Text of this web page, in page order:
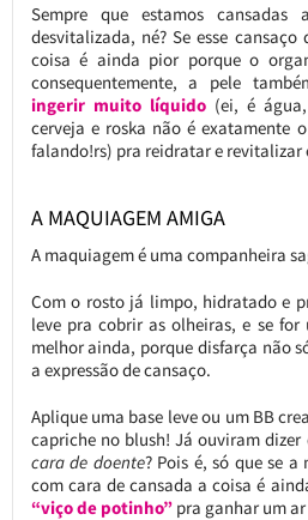
Sempre que estamos
desvitalizada, né? Se esse
coisa é ainda pior porque o
consequentemente, a pele
ingerir muito líquido(ei, é água,
cerveja e roska não é exatamente
falando!rs) pra reidratar e revitalizar
A MAQUIAGEM AMIGA
A maquiagem é uma companheira
Com o rosto já limpo, hidratado e
leve pra cobrir as olheiras, e se
melhor ainda, porque disfarça não
a expressão de cansaço.
Aplique uma base leve ou um BB
capriche no blush! Já ouviram dizer
cara de doente? Pois é, só que se
com cara de cansada a coisa é
“viço de potinho”pra ganhar um ar